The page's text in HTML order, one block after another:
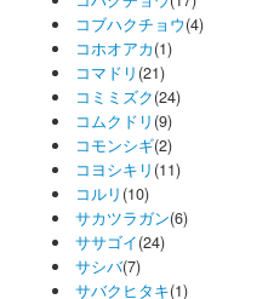
コブハクチョウ(4)
コホオアカ(1)
コマドリ (21)
コミミズク(24)
コムクドリ (9)
コモンシギ(2)
コヨシキリ (11)
コルリ (10)
サカツラガン(6)
ササゴイ(24)
サシバ(7)
サバクヒタキ(1)